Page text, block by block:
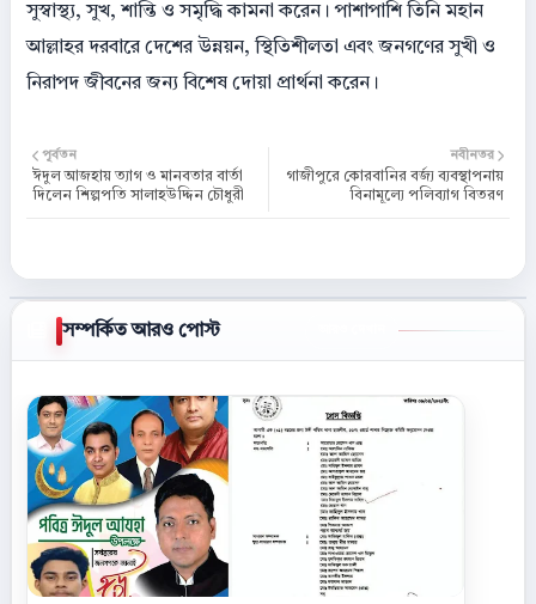
সুস্বাস্থ্য, সুখ, শান্তি ও সমৃদ্ধি কামনা করেন। পাশাপাশি তিনি মহান
আল্লাহর দরবারে দেশের উন্নয়ন, স্থিতিশীলতা এবং জনগণের সুখী ও
নিরাপদ জীবনের জন্য বিশেষ দোয়া প্রার্থনা করেন।
নবীনতর
গাজীপুরে কোরবানির বর্জ্য ব্যবস্থাপনায়
বিনামূল্যে পলিব্যাগ বিতরণ
পূর্বতন
ঈদুল আজহায় ত্যাগ ও মানবতার বার্তা
দিলেন শিল্পপতি সালাহউদ্দিন চৌধুরী
সম্পর্কিত আরও পোস্ট